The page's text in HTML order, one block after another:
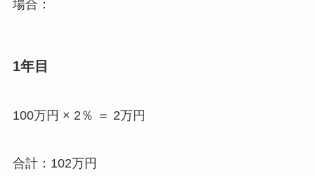
場合：
1年目
100万円 × 2％ ＝ 2万円
合計：102万円